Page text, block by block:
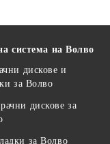
система на Волво
дискове и
за Волво
дискове за
за Волво